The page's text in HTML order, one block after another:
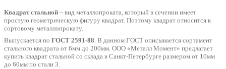
Квадрат стальной – вид металлопроката, который в сечении имеет
простую геометрическую фигуру квадрат. Поэтому квадрат относится к
сортовому металлопрокату.
Выпускается по ГОСТ 2591-88. В данном ГОСТ описывается сортамент
стального квадрата от 6мм до 200мм. ООО «Металл Момент» предлагает
купить квадрат стальной со склада в Санкт-Петербурге размером от 10мм
до 60мм по стали 3.